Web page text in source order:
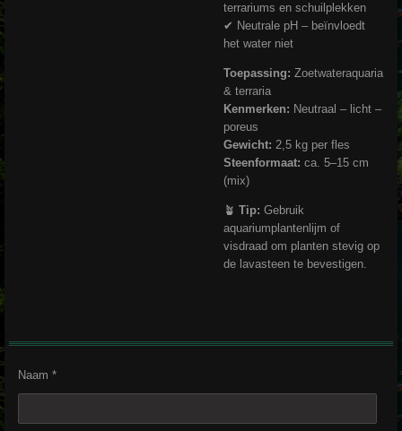
terrariums en schuilplekken
✔ Neutrale pH – beïnvloedt
het water niet
Toepassing: Zoetwateraquaria
& terraria
Kenmerken: Neutraal – licht –
poreus
Gewicht: 2,5 kg per fles
Steenformaat: ca. 5–15 cm
(mix)
🪴 Tip: Gebruik
aquariumplantenlijm of
visdraad om planten stevig op
de lavasteen te bevestigen.
Naam *